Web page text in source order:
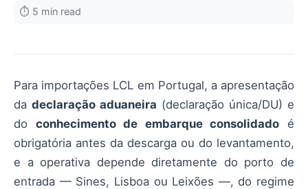
⏱️ 5 min read
Para importações LCL em Portugal, a apresentação
da declaração aduaneira (declaração única/DU) e
do conhecimento de embarque consolidadо é
obrigatória antes da descarga ou do levantamento,
e a operativa depende diretamente do porto de
entrada — Sines, Lisboa ou Leixões —, do regime